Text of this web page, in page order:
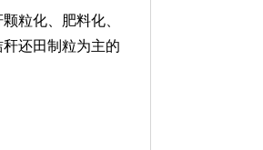
粒化、肥料化、
还田制粒为主的